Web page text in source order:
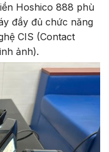
Hoshico 888 phù
đầy đủ chức năng
CIS (Contact
ảnh).